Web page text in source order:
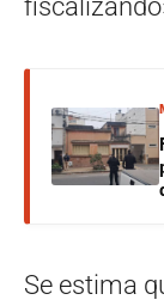
Se estima